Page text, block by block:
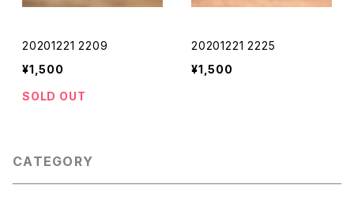
20201221 2209
¥1,500
SOLD OUT
20201221 2225
¥1,500
CATEGORY